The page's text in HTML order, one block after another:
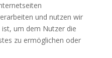
und nutzen wir
um dem Nutzer die
zu ermöglichen oder